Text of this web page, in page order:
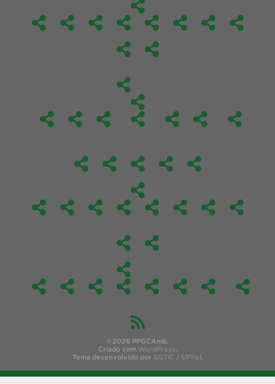
©2026 PPGCAmb.
Criado com WordPress.
Tema desenvolvido por SGTIC / UFPel.